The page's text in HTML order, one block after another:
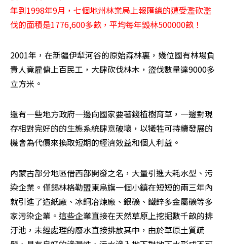
年到1998年9月，七個地州林業局上報匯總的遭受濫砍濫
伐的面積是1776,600多畝，平均每年毀林500000畝！
2001年，在新疆伊犁河谷的原始森林裏，幾位國有林場負
責人竟雇傭上百民工，大肆砍伐林木，盜伐數量達9000多
立方米。
還有一些地方政府一邊向國家要著錢植樹育草，一邊對現
存相對完好的的生態系統肆意破壞，以犧牲可持續發展的
機會為代價來換取短期的經濟效益和個人利益。
內蒙古部分地區借西部開發之名，大量引進大耗水型、污
染企業。僅錫林格勒盟東烏旗一個小鎮在短短的兩三年內
就引進了造紙廠、冰銅冶煉廠、銀礦、鐵鋅多金屬礦等多
家污染企業。這些企業直接在天然草原上挖掘數千畝的排
汙池，未經處理的廢水直接排放其中，由於草原土質疏